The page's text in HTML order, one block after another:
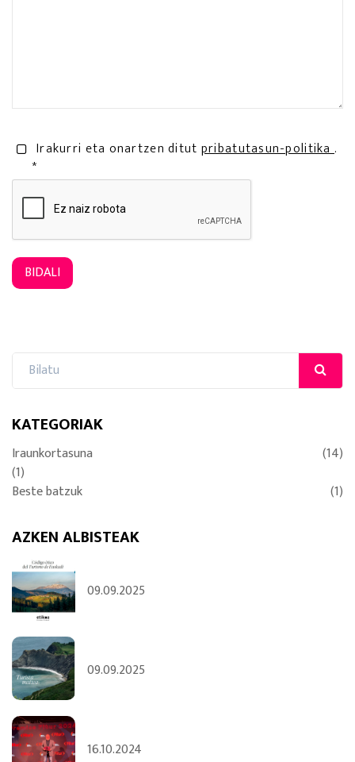
Irakurri eta onartzen ditut pribatutasun-politika.
*
BIDALI
KATEGORIAK
Iraunkortasuna
(14)
(1)
Beste batzuk
(1)
AZKEN ALBISTEAK
09.09.2025
09.09.2025
16.10.2024